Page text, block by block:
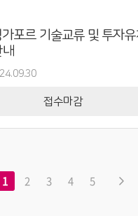
포르 기술교류 및 투자유
접수마감
1 2 3 4 5